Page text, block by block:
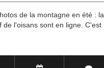
de la montagne en été :
de l'oisans sont en ligne. C'est